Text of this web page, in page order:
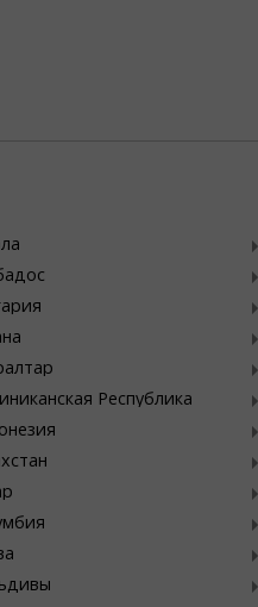
Республика